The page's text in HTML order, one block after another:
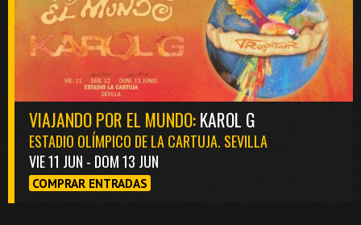
VIAJANDO POR EL MUNDO:KAROL G
ESTADIO OLÍMPICO DE LA CARTUJA. SEVILLA
VIE 11 JUN - DOM 13 JUN
COMPRAR ENTRADAS